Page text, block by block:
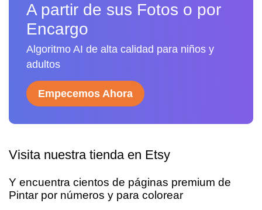
A partir de sus Fotos o por
Encargo
Algoritmo AI de alta calidad para niños y
adultos
Empecemos Ahora
Visita nuestra tienda en Etsy
Y encuentra cientos de páginas premium de
Pintar por números y para colorear